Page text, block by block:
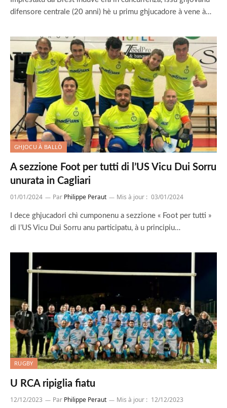
difensore centrale (20 anni) hè u primu ghjucadore à vene à…
GHJOCU À BALLÒ
A sezzione Foot per tutti di l’US Vicu Dui Sorru
unurata in Cagliari
01/01/2024 Par Philippe Peraut Mis à jour : 03/01/2024
I dece ghjucadori chì cumponenu a sezzione « Foot per tutti »
di l’US Vicu Dui Sorru anu participatu, à u principiu…
RUGBY
U RCA ripiglia fiatu
12/12/2023 Par Philippe Peraut Mis à jour : 12/12/2023